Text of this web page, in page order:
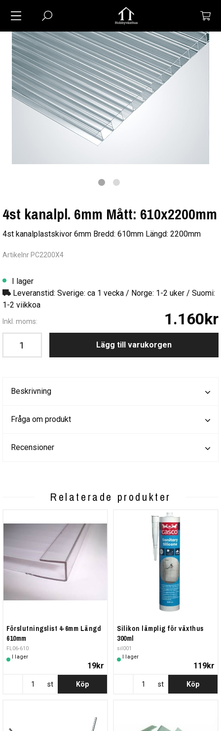
4st kanalpl. 6mm Mått: 610x2200mm
4st kanalplastskivor 6mm Bredd: 610mm Längd: 2200mm
Artikelnr PC2200X4
I lager
Leveranstid: Sverige: ca 1 vecka / Norge: 1-2 uker / Suomi:
1-2 viikkoa
Inkl. moms: 1.160kr
Lägg till varukorgen
Beskrivning
Fråga om produkt
Recensioner
Relaterade produkter
Förslutningslist 4-6mm Längd
610mm
FL06-610
I lager
19kr
st Köp
Silikon lämplig för växthus
300ml
sil001
I lager
119kr
st Köp